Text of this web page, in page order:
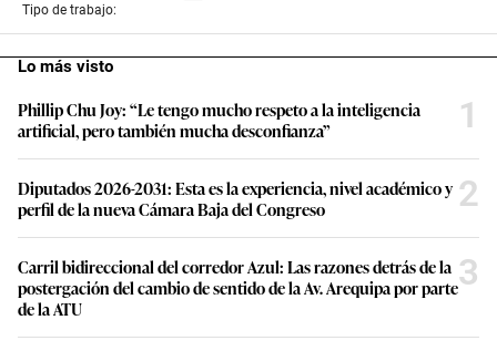
Tipo de trabajo:
Lo más visto
Phillip Chu Joy: “Le tengo mucho respeto a la inteligencia
artificial, pero también mucha desconfianza”
1
Diputados 2026-2031: Esta es la experiencia, nivel académico y
perfil de la nueva Cámara Baja del Congreso
2
Carril bidireccional del corredor Azul: Las razones detrás de la
postergación del cambio de sentido de la Av. Arequipa por parte
de la ATU
3